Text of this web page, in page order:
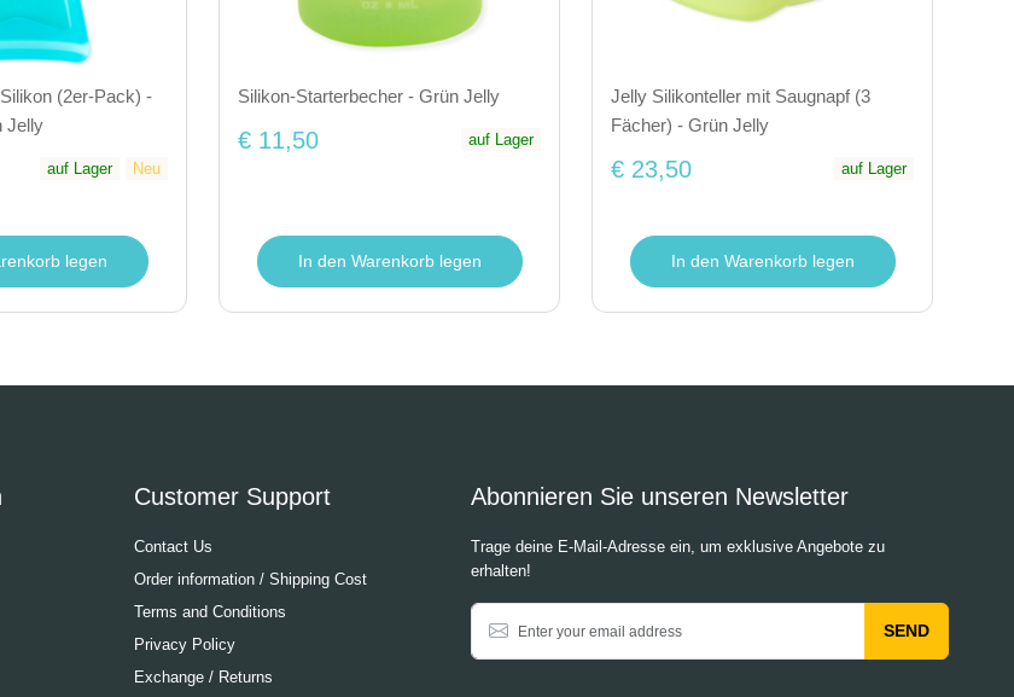
(2er-Pack) -
Jelly
auf Lager Neu
legen
Silikon-Starterbecher - Grün Jelly
€ 11,50 auf Lager
In den Warenkorb legen
Jelly Silikonteller mit Saugnapf (3
Fächer) - Grün Jelly
€ 23,50 auf Lager
In den Warenkorb legen
Customer Support
Contact Us
Order information / Shipping Cost
Terms and Conditions
Privacy Policy
Exchange / Returns
Abonnieren Sie unseren Newsletter
Trage deine E-Mail-Adresse ein, um exklusive Angebote zu
erhalten!
SEND